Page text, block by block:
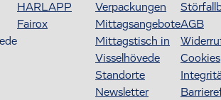
HARLAPP
Fairox
Verpackungen
Mittagsangebote
Mittagstisch in
Visselhövede
Standorte
Newsletter
AGB
Cookies